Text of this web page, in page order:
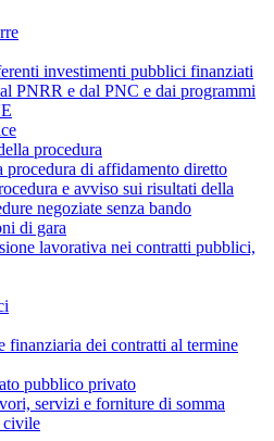
investimenti pubblici finanziati
PNRR e dal PNC e dai programmi
procedura
di affidamento diretto
e avviso sui risultati della
negoziate senza bando
di gara
lavorativa nei contratti pubblici,
finanziaria dei contratti al termine
pubblico privato
servizi e forniture di somma
civile